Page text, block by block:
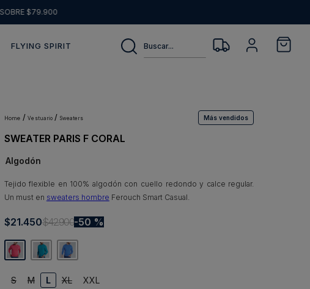
$79.900
FLYING SPIRIT
Buscar...
vestuario sweaters Más vendidos
SWEATER PARIS F CORAL
Algodón
Tejido flexible en 100% algodón con cuello redondo y calce regular.
Un must en sweaters hombre Ferouch Smart Casual.
$21.450$42.900 50 %
S M L XL XXL